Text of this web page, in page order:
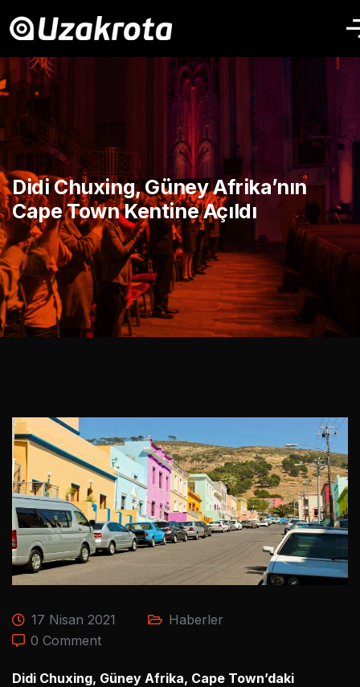
Didi Chuxing, Güney Afrika’nın
Cape Town Kentine Açıldı
17 Nisan 2021
Haberler
0 Comment
Didi Chuxing, Güney Afrika, Cape Town’daki